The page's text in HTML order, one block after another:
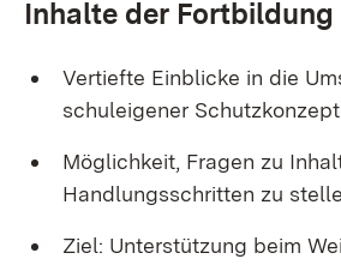
Inhalte der Fortbildung
Vertiefte Einblicke in die
schuleigener
Möglichkeit, Fragen zu
Handlungsschritten zu
Ziel: Unterstützung beim